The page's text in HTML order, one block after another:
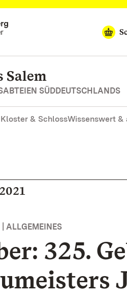
Salem
SÜDDEUTSCHLANDS
& SchlossWissenswert &
ALLGEMEINES
325.